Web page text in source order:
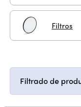
Filtros
Filtrado de